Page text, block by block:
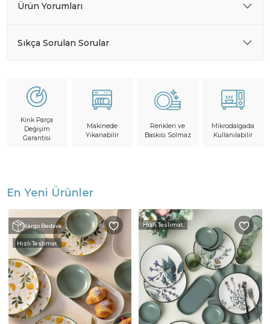
Ürün Yorumları
Sıkça Sorulan Sorular
Kırık Parça
Değişim
Garantisi
Makinede
Yıkanabilir
Renkleri ve
Baskısı Solmaz
Mikrodalgada
Kullanılabilir
En Yeni Ürünler
Kargo Bedava
Hızlı Teslimat
Hızlı Teslimat